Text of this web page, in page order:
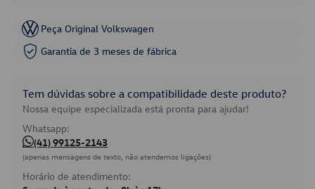
Peça Original Volkswagen
Garantia de 3 meses de fábrica
Tem dúvidas sobre a compatibilidade deste produto?
Nossa equipe especializada está pronta para ajudar!
Whatsapp:
(41) 99125-2143
(apenas mensagens de texto, não atendemos ligações)
Horário de atendimento: